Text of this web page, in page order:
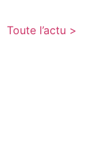
Toute l’actu >